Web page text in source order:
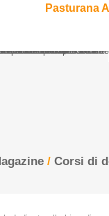
Pasturana
/ Corsi di